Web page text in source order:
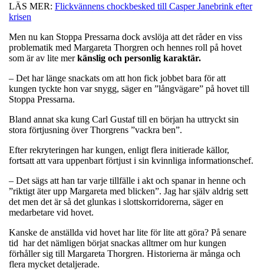
LÄS MER: Flickvännens chockbesked till Casper Janebrink efter
krisen
Men nu kan Stoppa Pressarna dock avslöja att det råder en viss
problematik med Margareta Thorgren och hennes roll på hovet
som är av lite merkänslig och personlig karaktär.
– Det har länge snackats om att hon fick jobbet bara för att
kungen tyckte hon var snygg, säger en ”långvägare” på hovet till
Stoppa Pressarna.
Bland annat ska kung Carl Gustaf till en början ha uttryckt sin
stora förtjusning över Thorgrens ”vackra ben”.
Efter rekryteringen har kungen, enligt flera initierade källor,
fortsatt att vara uppenbart förtjust i sin kvinnliga informationschef.
– Det sägs att han tar varje tillfälle i akt och spanar in henne och
”riktigt äter upp Margareta med blicken”. Jag har själv aldrig sett
det men det är så det glunkas i slottskorridorerna, säger en
medarbetare vid hovet.
Kanske de anställda vid hovet har lite för lite att göra? På senare
tid har det nämligen börjat snackas alltmer om hur kungen
förhåller sig till Margareta Thorgren. Historierna är många och
flera mycket detaljerade.